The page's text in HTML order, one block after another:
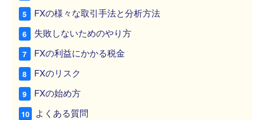
FXの様々な取引手法と分析方法
失敗しないためのやり方
FXの利益にかかる税金
FXのリスク
FXの始め方
よくある質問